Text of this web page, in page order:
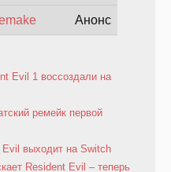
Анонс
Evil 1 воссоздали на
ремейк первой
Evil выходит на Switch
Resident Evil – теперь